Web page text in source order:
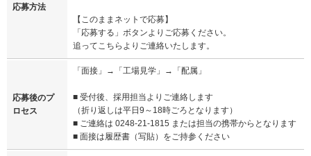
応募方法
【このままネットで応募】
「応募する」ボタンよりご応募ください。
追ってこちらよりご連絡いたします。
応募後のプ
ロセス
「面接」→「工場見学」→「配属」
■ 受付後、採用担当よりご連絡します
（折り返しは平日9～18時ごろとなります）
■ ご連絡は 0248-21-1815 または担当の携帯からとなります
■ 面接は履歴書（写貼）をご持参ください